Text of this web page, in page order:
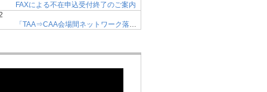
FAXによる不在申込受付終了のご案内
「TAA⇒CAA会場間ネットワーク落札料」改定のご案内